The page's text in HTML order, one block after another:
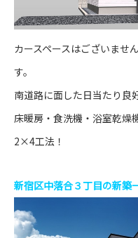
カースペースはございませ
す。
南道路に面した日当たり良
床暖房・食洗機・浴室乾燥
2×4工法！
新宿区中落合３丁目の新築